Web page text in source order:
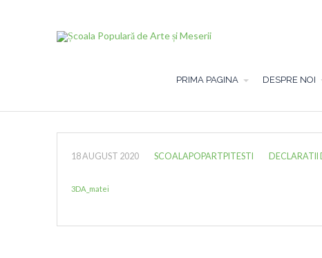
PRIMA PAGINA DESPRE NOI
18 AUGUST 2020 SCOALAPOPARTPITESTI DECLARATII
3DA_matei